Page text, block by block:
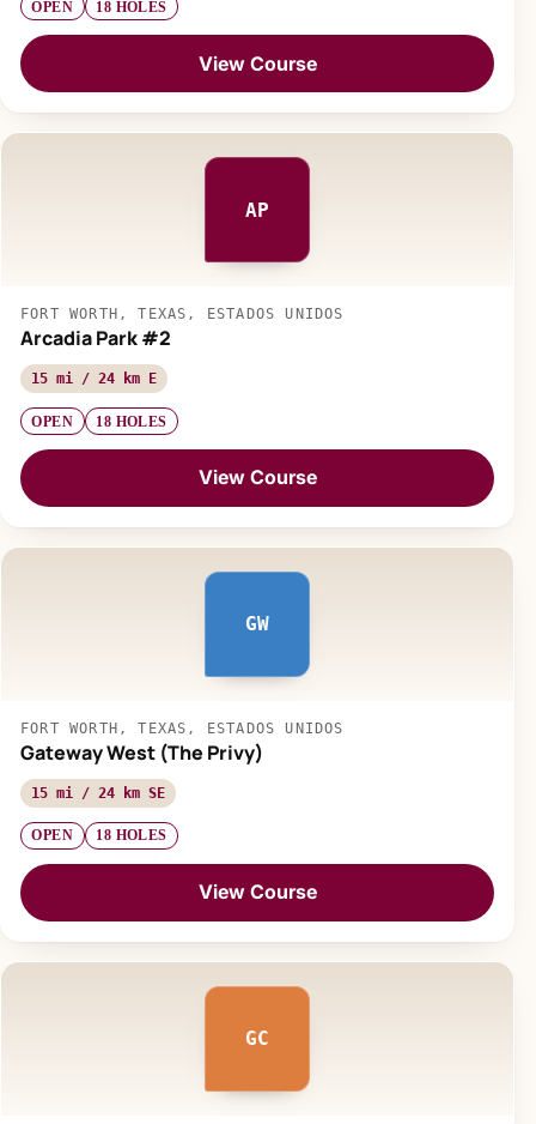
OPEN 18 HOLES
View Course
AP
FORT WORTH, TEXAS, ESTADOS UNIDOS
Arcadia Park #2
15 mi / 24 km E
OPEN 18 HOLES
View Course
GW
FORT WORTH, TEXAS, ESTADOS UNIDOS
Gateway West (The Privy)
15 mi / 24 km SE
OPEN 18 HOLES
View Course
GC